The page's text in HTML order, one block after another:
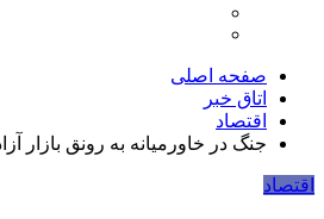
صفحه اصلی
اتاق خبر
اقتصاد
جنگ در خاورمیانه به رونق بازار
اقتصاد